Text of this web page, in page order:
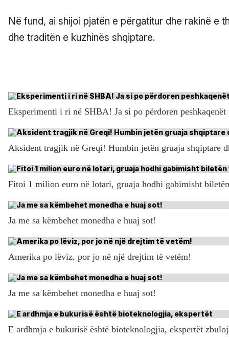
Në fund, ai shijoi pjatën e përgatitur dhe rakinë e
dhe traditën e kuzhinës shqiptare.
Eksperimenti i ri në SHBA! Ja si po përdoren peshkaqenët
Aksident tragjik në Greqi! Humbin jetën gruaja shqiptare
Fitoi 1 milion euro në lotari, gruaja hodhi gabimisht
Ja me sa këmbehet monedha e huaj sot!
Amerika po lëviz, por jo në një drejtim të vetëm!
Ja me sa këmbehet monedha e huaj sot!
E ardhmja e bukurisë është bioteknologjia, ekspertët